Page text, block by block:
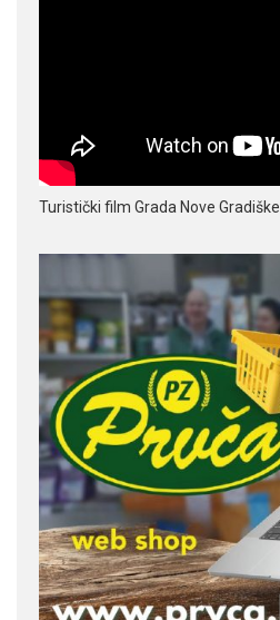
Turistički film Grada Nove Gradiške